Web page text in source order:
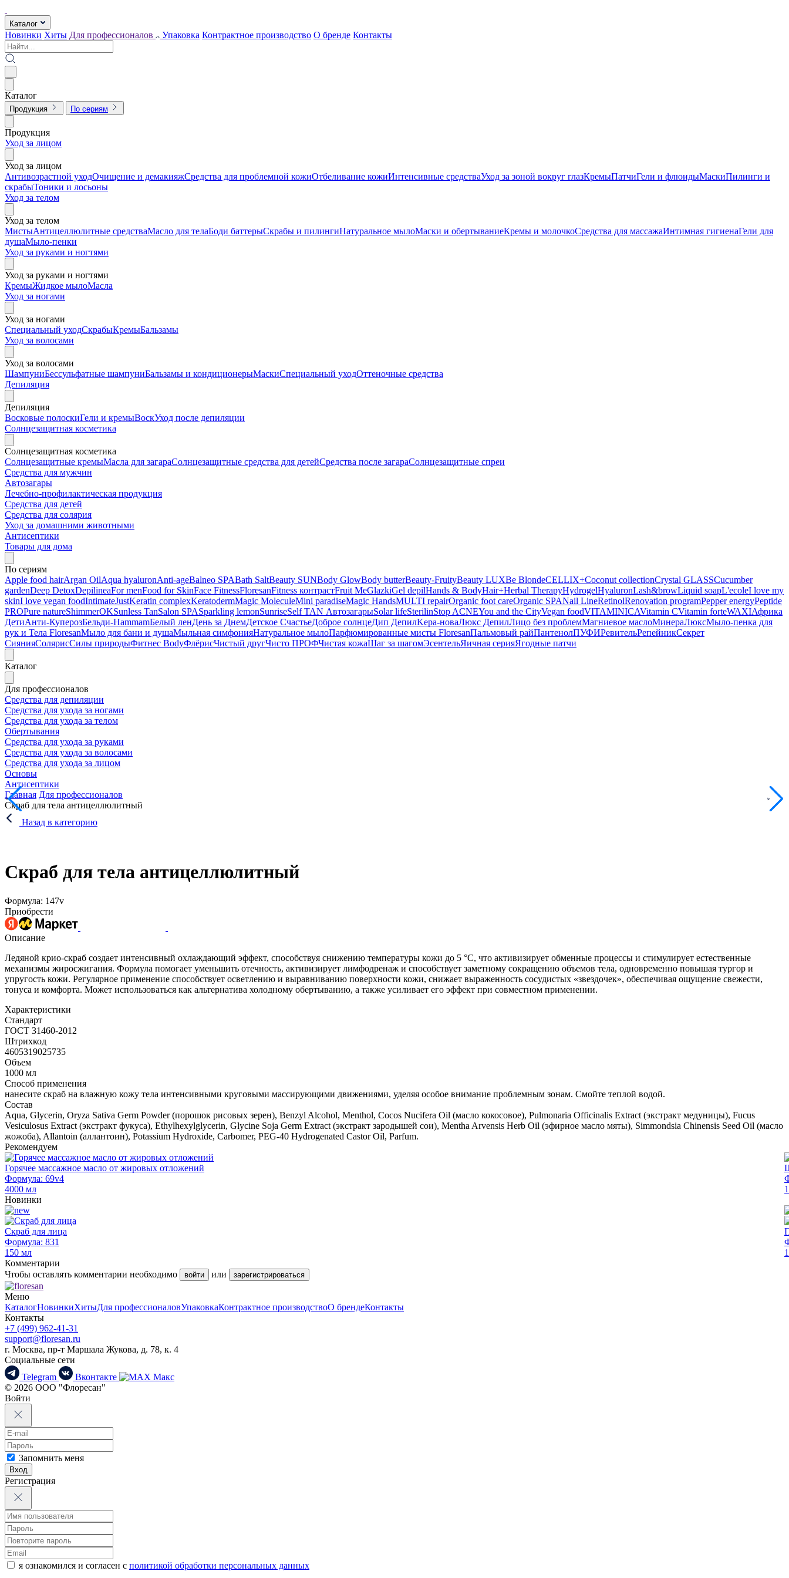
Каталог
Новинки Хиты Для профессионалов Упаковка Контрактное производство О бренде Контакты
Каталог
Продукция По сериям
Продукция
Уход за лицом
Уход за лицом
Антивозрастной уходОчищение и демакияжСредства для проблемной кожиОтбеливание кожиИнтенсивные средстваУход за зоной вокруг глазКремыПатчиГели и флюидыМаскиПилинги и
скрабыТоники и лосьоны
Уход за телом
Уход за телом
МистыАнтицеллюлитные средстваМасло для телаБоди баттерыСкрабы и пилингиНатуральное мылоМаски и обертываниеКремы и молочкоСредства для массажаИнтимная гигиенаГели для
душаМыло-пенки
Уход за руками и ногтями
Уход за руками и ногтями
КремыЖидкое мылоМасла
Уход за ногами
Уход за ногами
Специальный уходСкрабыКремыБальзамы
Уход за волосами
Уход за волосами
ШампуниБессульфатные шампуниБальзамы и кондиционерыМаскиСпециальный уходОттеночные средства
Депиляция
Депиляция
Восковые полоскиГели и кремыВоскУход после депиляции
Солнцезащитная косметика
Солнцезащитная косметика
Солнцезащитные кремыМасла для загараСолнцезащитные средства для детейСредства после загараСолнцезащитные спреи
Средства для мужчин
Автозагары
Лечебно-профилактическая продукция
Средства для детей
Средства для солярия
Уход за домашними животными
Антисептики
Товары для дома
По сериям
Apple food hairArgan OilAqua hyaluronAnti-ageBalneo SPABath SaltBeauty SUNBody GlowBody butterBeauty-FruityBeauty LUXBe BlondeCELLIX+Coconut collectionCrystal GLASSCucumber
gardenDeep DetoxDepilineaFor menFood for SkinFace FitnessFloresanFitness контрастFruit MeGlazkiGel depilHands & BodyHair+Herbal TherapyHydrogelHyaluronLash&browLiquid soapL'ecoleI love my
skinI love vegan foodIntimateJustKeratin complexKeratodermMagic MoleculeMini paradiseMagic HandsMULTI repairOrganic foot careOrganic SPANail LineRetinolRenovation programPepper energyPeptide
PROPure natureShimmerOKSunless TanSalon SPASparkling lemonSunriseSelf TAN АвтозагарыSolar lifeSterilinStop ACNEYou and the CityVegan foodVITAMINICAVitamin CVitamin forteWAXIАфрика
ДетиАнти-КуперозБельди-HammamБелый ленДень за ДнемДетское СчастьеДоброе солнцеДип ДепилKepa-новаЛюкс ДепилЛицо без проблемМагниевое маслоМинераЛюксМыло-пенка для
рук и Тела FloresanМыло для бани и душаМыльная симфонияНатуральное мылоПарфюмированные мисты FloresanПальмовый райПантенолПУФИРевительРепейникСекрет
СиянияСолярисСилы природыФитнес BodyФлёрисЧистый другЧисто ПРОФЧистая кожаШаг за шагомЭсентельЯичная серияЯгодные патчи
Каталог
Для профессионалов
Средства для депиляции
Средства для ухода за ногами
Средства для ухода за телом
Обертывания
Средства для ухода за руками
Средства для ухода за волосами
Средства для ухода за лицом
Основы
Антисептики
Главная Для профессионалов
Скраб для тела антицеллюлитный
Назад в категорию
Скраб для тела антицеллюлитный
Формула: 147v
Приобрести
Описание
Ледяной крио-скраб создает интенсивный охлаждающий эффект, способствуя снижению температуры кожи до 5 °C, что активизирует обменные процессы и стимулирует естественные
механизмы жиросжигания. Формула помогает уменьшить отечность, активизирует лимфодренаж и способствует заметному сокращению объемов тела, одновременно повышая тургор и
упругость кожи. Регулярное применение способствует осветлению и выравниванию поверхности кожи, снижает выраженность сосудистых «звездочек», обеспечивая ощущение свежести,
тонуса и комфорта. Может использоваться как альтернатива холодному обертыванию, а также усиливает его эффект при совместном применении.
Характеристики
Стандарт
ГОСТ 31460-2012
Штрихкод
4605319025735
Объем
1000 мл
Способ применения
нанесите скраб на влажную кожу тела интенсивными круговыми массирующими движениями, уделяя особое внимание проблемным зонам. Смойте теплой водой.
Состав
Aqua, Glycerin, Oryza Sativa Germ Powder (порошок рисовых зерен), Benzyl Alcohol, Menthol, Cocos Nucifera Oil (масло кокосовое), Pulmonaria Officinalis Extract (экстракт медуницы), Fucus
Vesiculosus Extract (экстракт фукуса), Ethylhexylglycerin, Glycine Soja Germ Extract (экстракт зародышей сои), Mentha Arvensis Herb Oil (эфирное масло мяты), Simmondsia Chinensis Seed Oil (масло
жожоба), Allantoin (аллантоин), Potassium Hydroxide, Carbomer, PEG-40 Hydrogenated Castor Oil, Parfum.
Рекомендуем
Горячее массажное масло от жировых отложений
Формула: 69v4
4000 мл
Новинки
Скраб для лица
Формула: 831
150 мл
Комментарии
Чтобы оставлять комментарии необходимо
войти или зарегистрироваться
Меню
КаталогНовинкиХитыДля профессионаловУпаковкаКонтрактное производствоО брендеКонтакты
Контакты
+7 (499) 962-41-31
support@floresan.ru
г. Москва, пр-т Маршала Жукова, д. 78, к. 4
Социальные сети
Telegram
Вконтакте
Макс
© 2026 ООО "Флоресан"
Войти
Запомнить меня
Вход
Регистрация
я ознакомился и согласен с политикой обработки персональных данных